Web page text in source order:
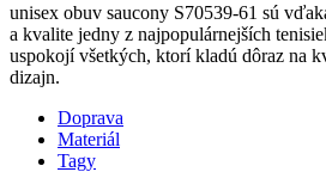
unisex obuv saucony S70539-61 sú
a kvalite jedny z najpopulárnejších
uspokojí všetkých, ktorí kladú dôraz na
dizajn.
Doprava
Materiál
Tagy